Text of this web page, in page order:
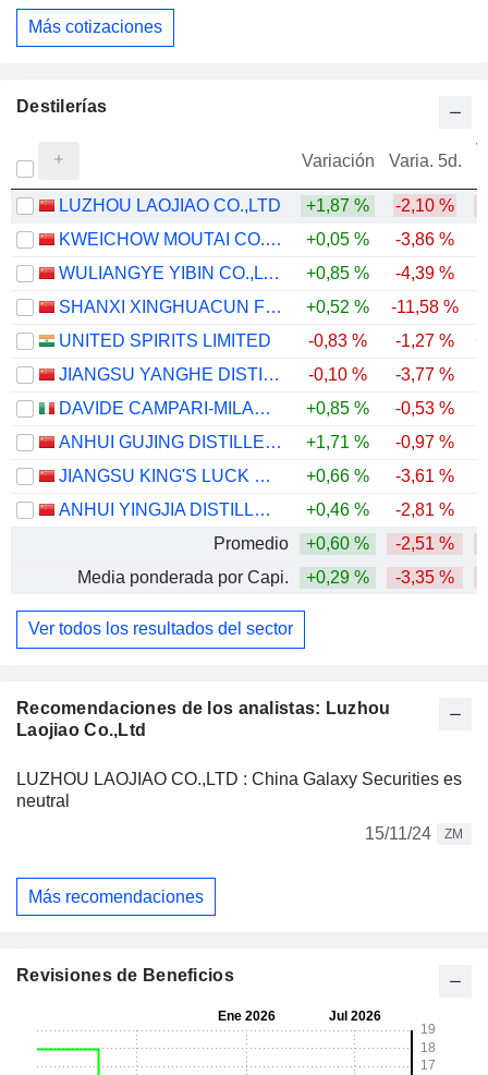
Recomendaciones de los analistas: Luzhou
Laojiao Co.,Ltd
LUZHOU LAOJIAO CO.,LTD : China Galaxy Securities es
neutral
15/11/24
ZM
Más recomendaciones
Más cotizaciones
Destilerías
Variación Varia. 5d.
LUZHOU LAOJIAO CO.,LTD +1,87 % -2,10 %
KWEICHOW MOUTAI CO., LTD.
+0,05 % -3,86 %
WULIANGYE YIBIN CO.,LTD.
+0,85 % -4,39 %
SHANXI XINGHUACUN FEN WINE FACTORY CO.,LTD.
+0,52 % -11,58 %
UNITED SPIRITS LIMITED
-0,83 % -1,27 %
JIANGSU YANGHE DISTILLERY CO., LTD.
-0,10 % -3,77 %
DAVIDE CAMPARI-MILANO N.V.
+0,85 % -0,53 %
ANHUI GUJING DISTILLERY CO., LTD.
+1,71 % -0,97 %
JIANGSU KING'S LUCK BREWERY JOINT-STOCK CO.,LTD.
+0,66 % -3,61 %
ANHUI YINGJIA DISTILLERY CO., LTD.
+0,46 % -2,81 %
Promedio
+0,60 % -2,51 %
Media ponderada por Capi.
+0,29 % -3,35 %
Ver todos los resultados del sector
Revisiones de Beneficios